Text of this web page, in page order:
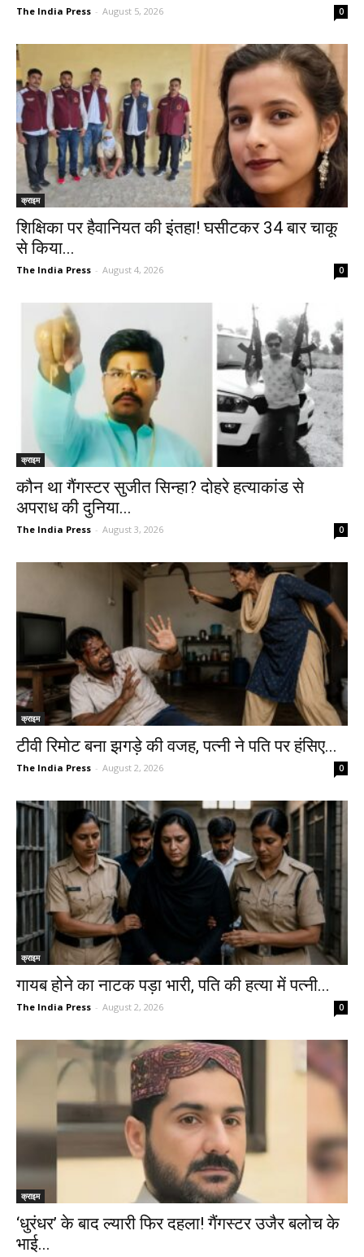
The India Press - August 5, 2026 0
क्राइम
शिक्षिका पर हैवानियत की इंतहा! घसीटकर 34 बार चाकू
से किया...
The India Press - August 4, 2026 0
क्राइम
कौन था गैंगस्टर सुजीत सिन्हा? दोहरे हत्याकांड से
अपराध की दुनिया...
The India Press - August 3, 2026 0
क्राइम
टीवी रिमोट बना झगड़े की वजह, पत्नी ने पति पर हंसिए...
The India Press - August 2, 2026 0
क्राइम
गायब होने का नाटक पड़ा भारी, पति की हत्या में पत्नी...
The India Press - August 2, 2026 0
क्राइम
‘धुरंधर’ के बाद ल्यारी फिर दहला! गैंगस्टर उजैर बलोच के
भाई...